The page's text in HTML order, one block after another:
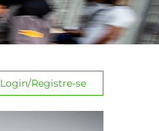
Login/Registre-se